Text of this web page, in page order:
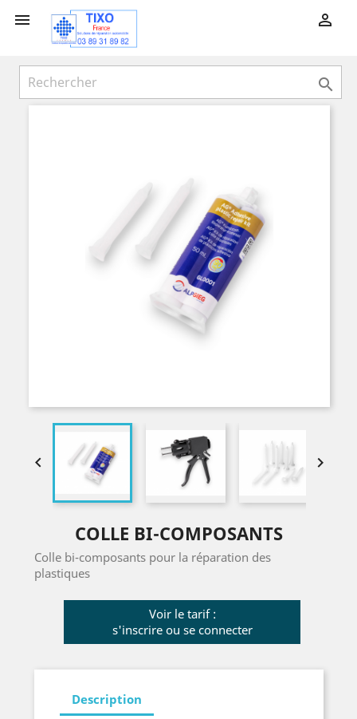
 

 
COLLE BI-COMPOSANTS
Colle bi-composants pour la réparation des
plastiques
Voir le tarif :
s'inscrire ou se connecter
Description